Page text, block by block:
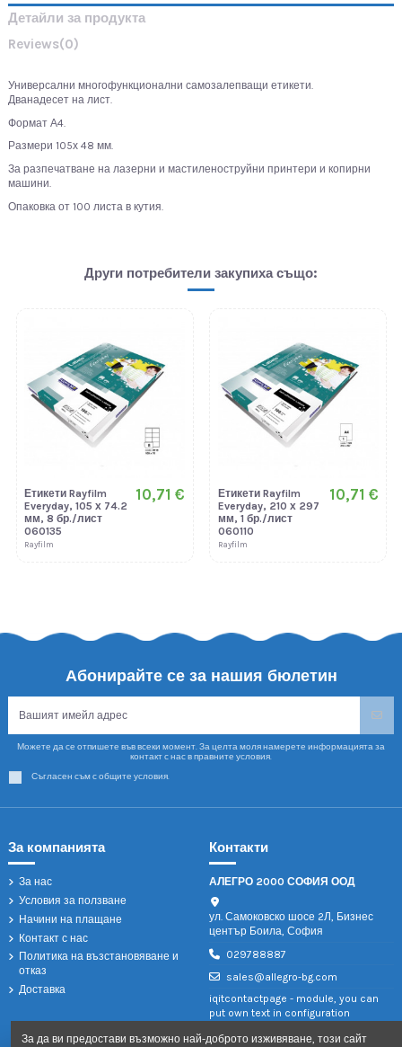
Детайли за продукта
Reviews(0)
Универсални многофункционални самозалепващи етикети.
Дванадесет на лист.
Формат А4.
Размери 105х 48 мм.
За разпечатване на лазерни и мастиленоструйни принтери и копирни
машини.
Опаковка от 100 листа в кутия.
Други потребители закупиха също:
Етикети Rayfilm
Everyday, 105 х 74.2
мм, 8 бр./лист
060135
Rayfilm
10,71 €
Етикети Rayfilm
Everyday, 210 х 297
мм, 1 бр./лист
060110
Rayfilm
10,71 €
Абонирайте се за нашия бюлетин
Можете да се отпишете във всеки момент. За целта моля намерете информацията за
контакт с нас в правните условия.
Съгласен съм с общите условия.
За компанията
За нас
Условия за ползване
Начини на плащане
Контакт с нас
Политика на възстановяване и
отказ
Доставка
Контакти
АЛЕГРО 2000 СОФИЯ ООД
ул. Самоковско шосе 2Л, Бизнес
център Боила, София
029788887
sales@allegro-bg.com
iqitcontactpage - module, you can
put own text in configuration
За да ви предостави възможно най-доброто изживяване, този сайт